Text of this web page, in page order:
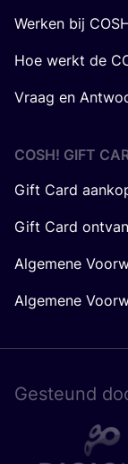
Werken bij
Hoe werkt de
Vraag en
COSH! GIFT
Gift Card
Gift Card
Algemene
Algemene
Gesteund